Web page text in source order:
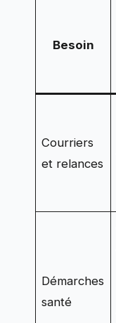
Besoin
Courriers
et relances
Démarches
santé